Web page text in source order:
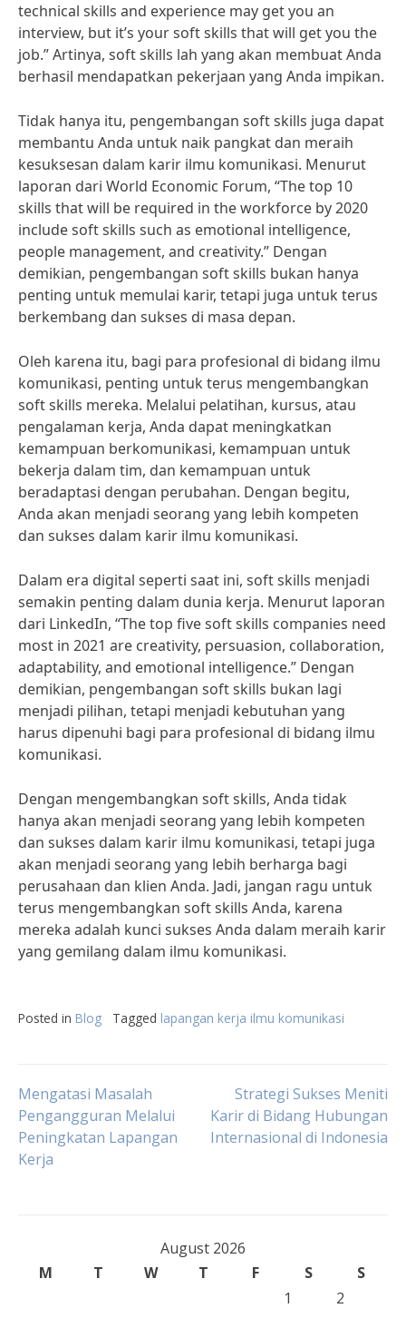
technical skills and experience may get you an
interview, but it’s your soft skills that will get you the
job.” Artinya, soft skills lah yang akan membuat Anda
berhasil mendapatkan pekerjaan yang Anda impikan.
Tidak hanya itu, pengembangan soft skills juga dapat
membantu Anda untuk naik pangkat dan meraih
kesuksesan dalam karir ilmu komunikasi. Menurut
laporan dari World Economic Forum, “The top 10
skills that will be required in the workforce by 2020
include soft skills such as emotional intelligence,
people management, and creativity.” Dengan
demikian, pengembangan soft skills bukan hanya
penting untuk memulai karir, tetapi juga untuk terus
berkembang dan sukses di masa depan.
Oleh karena itu, bagi para profesional di bidang ilmu
komunikasi, penting untuk terus mengembangkan
soft skills mereka. Melalui pelatihan, kursus, atau
pengalaman kerja, Anda dapat meningkatkan
kemampuan berkomunikasi, kemampuan untuk
bekerja dalam tim, dan kemampuan untuk
beradaptasi dengan perubahan. Dengan begitu,
Anda akan menjadi seorang yang lebih kompeten
dan sukses dalam karir ilmu komunikasi.
Dalam era digital seperti saat ini, soft skills menjadi
semakin penting dalam dunia kerja. Menurut laporan
dari LinkedIn, “The top five soft skills companies need
most in 2021 are creativity, persuasion, collaboration,
adaptability, and emotional intelligence.” Dengan
demikian, pengembangan soft skills bukan lagi
menjadi pilihan, tetapi menjadi kebutuhan yang
harus dipenuhi bagi para profesional di bidang ilmu
komunikasi.
Dengan mengembangkan soft skills, Anda tidak
hanya akan menjadi seorang yang lebih kompeten
dan sukses dalam karir ilmu komunikasi, tetapi juga
akan menjadi seorang yang lebih berharga bagi
perusahaan dan klien Anda. Jadi, jangan ragu untuk
terus mengembangkan soft skills Anda, karena
mereka adalah kunci sukses Anda dalam meraih karir
yang gemilang dalam ilmu komunikasi.
Posted in Blog Tagged lapangan kerja ilmu komunikasi
Post
navigation
Mengatasi Masalah
Pengangguran Melalui
Peningkatan Lapangan
Kerja
Strategi Sukses Meniti
Karir di Bidang Hubungan
Internasional di Indonesia
August 2026
M
T W T F S
S
1
2